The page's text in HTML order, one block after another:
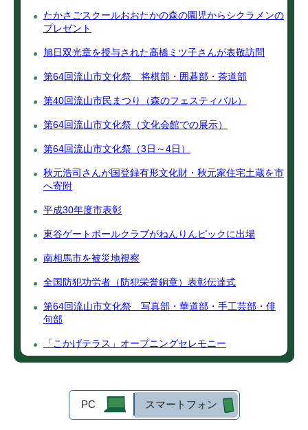
たかさごスクールおおたかの森の園児からシクラメンの
プレゼント
旭日双光章を授与された高橋ミツ子さんが表敬訪問
第64回流山市文化祭 将棋部・囲碁部・茶道部
第40回流山市民まつり（森のフェスティバル）
第64回流山市文化祭（文化会館での展示）
第64回流山市文化祭（3日～4日）
秋元浩司さんが国登録有形文化財・秋元家住宅土蔵を市
へ寄附
平成30年度市表彰
東谷ゲートボールクラブがねんりんピックに出場
南相馬市を被災地視察
全国防犯功労者（防犯栄誉銅章）表彰伝達式
第64回流山市文化祭 写真部・華道部・手工芸部・俳
句部
「こかげテラス」オープニングセレモニー
PC スマートフォン